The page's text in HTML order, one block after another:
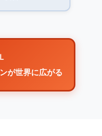
が世界に広がる